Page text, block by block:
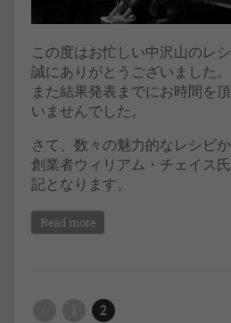
この度はお忙しい中沢山のレ
誠にありがとうございました。
また結果発表までにお時間を
いませんでした。
さて、数々の魅力的なレシピ
創業者ウィリアム・チェイス
記となります。
Read more
2